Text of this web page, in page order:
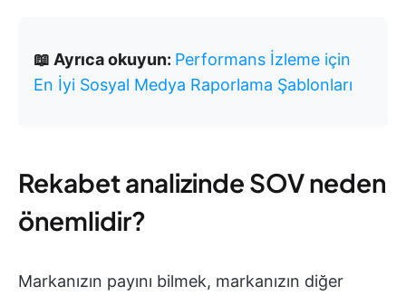
📖 Ayrıca okuyun: Performans İzleme için
En İyi Sosyal Medya Raporlama Şablonları
Rekabet analizinde SOV neden
önemlidir?
Markanızın payını bilmek, markanızın diğer